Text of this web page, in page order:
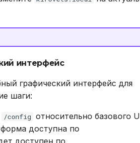
интерфейс
графический интерфейс для
шаги:
/config относительно базового
доступна по